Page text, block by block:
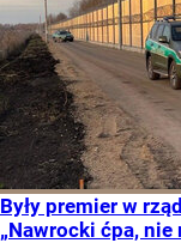
Były premier w
„Nawrocki ćpa,